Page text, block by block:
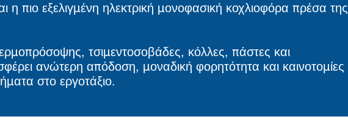
η πιο εξελιγμένη ηλεκτρική μονοφασική κοχλιοφόρα πρέσα της
τσιμεντοσοβάδες, κόλλες, πάστες και
ανώτερη απόδοση, μοναδική φορητότητα και καινοτομίες
στο εργοτάξιο.